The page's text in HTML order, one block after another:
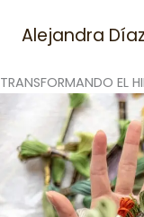
Alejandra
TRANSFORMANDO EL